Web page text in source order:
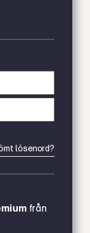
lösenord?
från